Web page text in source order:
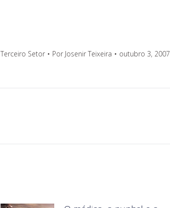
Terceiro Setor Por Josenir Teixeira outubro 3, 2007